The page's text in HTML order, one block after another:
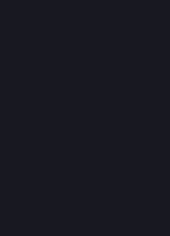
Tag im Laden
Lieferung
nur noch